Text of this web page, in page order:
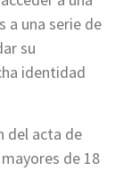
a una serie de
su
identidad
del acta de
de 18